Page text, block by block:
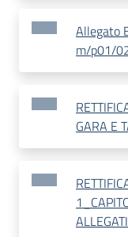
Allegato
m/p01/
GARA E